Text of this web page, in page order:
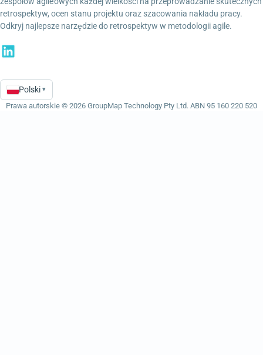
retrospektyw, ocen stanu projektu oraz szacowania nakładu pracy.
Odkryj najlepsze narzędzie do retrospektyw w metodologii agile.
Language
Polski ▾
Prawa autorskie © 2026 GroupMap Technology Pty Ltd. ABN 95 160 220 520